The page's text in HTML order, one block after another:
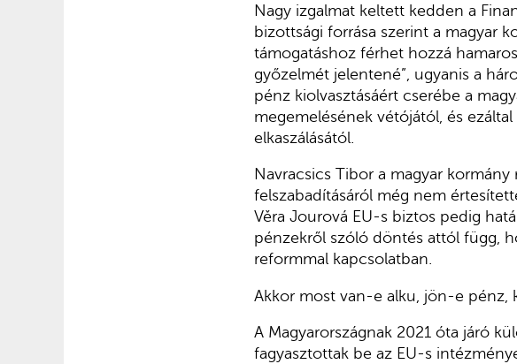
Nagy izgalmat keltett kedden a
bizottsági forrása szerint a magyar
támogatáshoz férhet hozzá
győzelmét jelentené”, ugyanis a
pénz kiolvasztásáért cserébe a
megemelésének vétójától, és
elkaszálásától.
Navracsics Tibor a magyar
felszabadításáról még nem
Věra Jourová EU-s biztos pedig
pénzekről szóló döntés attól függ,
reformmal kapcsolatban.
Akkor most van-e alku, jön-e pénz,
A Magyarországnak 2021 óta járó
fagyasztottak be az EU-s